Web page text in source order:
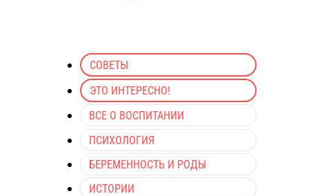
СОВЕТЫ
ЭТО ИНТЕРЕСНО!
ВСЕ О ВОСПИТАНИИ
ПСИХОЛОГИЯ
БЕРЕМЕННОСТЬ И РОДЫ
ИСТОРИИ